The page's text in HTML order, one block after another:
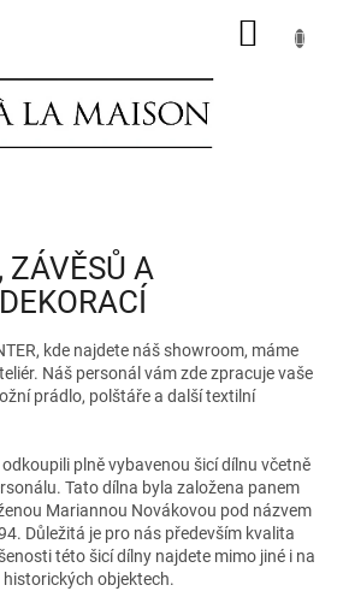
ZÁVĚSŮ A
kde najdete náš showroom, máme
Náš personál vám zde zpracuje vaše
prádlo, polštáře a další textilní
plně vybavenou šicí dílnu včetně
Tato dílna byla založena panem
Mariannou Novákovou pod názvem
Důležitá je pro nás především kvalita
této šicí dílny najdete mimo jiné i na
objektech.